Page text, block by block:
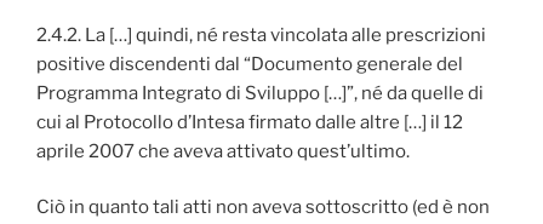
2.4.2. La […] quindi, né resta vincolata alle prescrizioni
positive discendenti dal “Documento generale del
Programma Integrato di Sviluppo […]”, né da quelle di
cui al Protocollo d’Intesa firmato dalle altre […] il 12
aprile 2007 che aveva attivato quest’ultimo.
Ciò in quanto tali atti non aveva sottoscritto (ed è non